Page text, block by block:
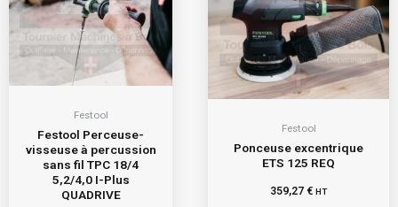
Festool
Festool Perceuse-
visseuse à percussion
sans fil TPC 18/4
5,2/4,0 I-Plus
QUADRIVE
Festool
Ponceuse excentrique
ETS 125 REQ
359,27 € HT